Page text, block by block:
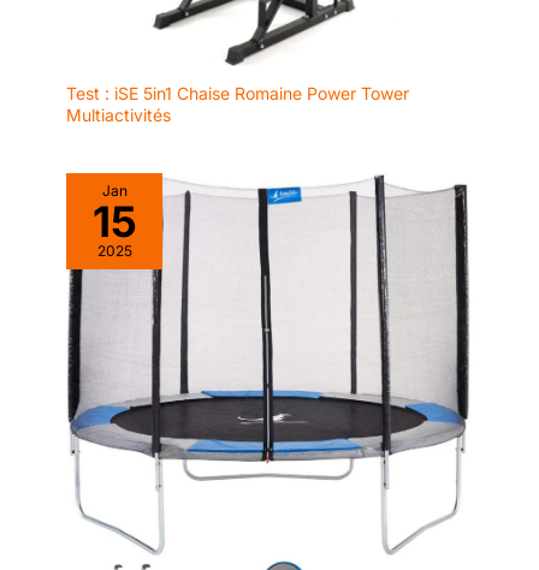
maintien à 110 cm
assure la sécurité
La bande de course
le jogging. Il supporte
jusqu'à 136 kg, solide
et durable. Avec 12
modes préréglés,
doubles porte-
gobelets et support
pour
téléphone/tablette, il
combine sport et
divertissement.
Test : iSE 5in1 Chaise Romaine Power Tower
Multiactivités
Jan
15
2025